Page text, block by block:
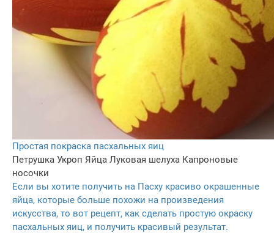
Простая покраска пасхальных яиц
Петрушка Укроп Яйца Луковая шелуха Капроновые
носочки
Если вы хотите получить на Пасху красиво окрашенные
яйца, которые больше похожи на произведения
искусства, то вот рецепт, как сделать простую окраску
пасхальных яиц, и получить красивый результат.